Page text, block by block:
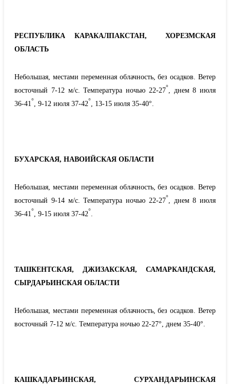
РЕСПУБЛИКА КАРАКАЛПАКСТАН, ХОРЕЗМСКАЯ
ОБЛАСТЬ
Небольшая, местами переменная облачность, без осадков. Ветер
восточный 7-12 м/с. Температура ночью 22-27°, днем 8 июля
36-41°, 9-12 июля 37-42°, 13-15 июля 35-40°.
БУХАРСКАЯ, НАВОИЙСКАЯ ОБЛАСТИ
Небольшая, местами переменная облачность, без осадков. Ветер
восточный 9-14 м/с. Температура ночью 22-27°, днем 8 июля
36-41°, 9-15 июля 37-42°.
ТАШКЕНТСКАЯ, ДЖИЗАКСКАЯ, САМАРКАНДСКАЯ,
СЫРДАРЬИНСКАЯ ОБЛАСТИ
Небольшая, местами переменная облачность, без осадков. Ветер
восточный 7-12 м/с. Температура ночью 22-27°, днем 35-40°.
КАШКАДАРЬИНСКАЯ, СУРХАНДАРЬИНСКАЯ